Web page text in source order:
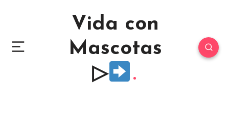
Vida con
Mascotas
▷